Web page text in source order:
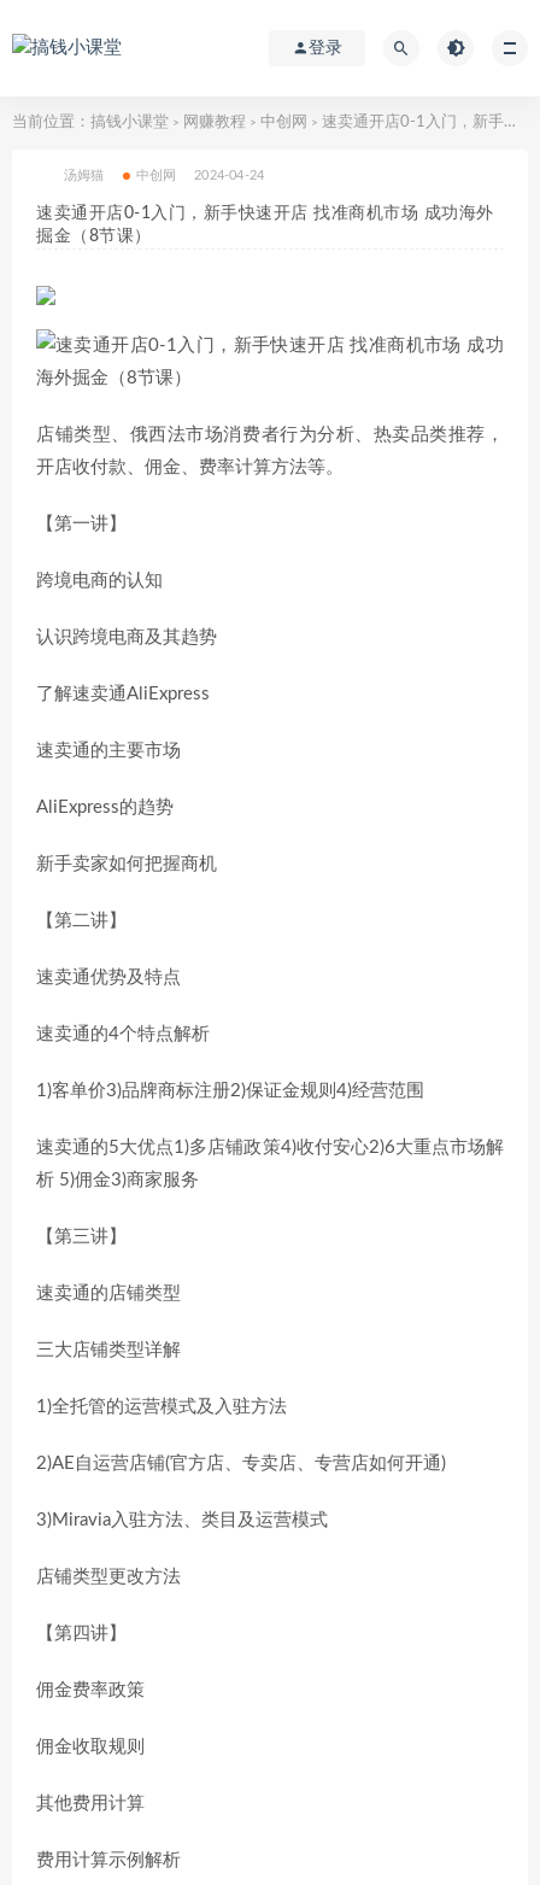
登录
当前位置： 搞钱小课堂 > 网赚教程 > 中创网 > 速卖通开店0-1入门，新手快速开店 找准商机市场 成功海外掘金（8节课）
汤姆猫 中创网 2024-04-24
速卖通开店0-1入门，新手快速开店 找准商机市场 成功海外
掘金（8节课）
店铺类型、俄西法市场消费者行为分析、热卖品类推荐，
开店收付款、佣金、费率计算方法等。
【第一讲】
跨境电商的认知
认识跨境电商及其趋势
了解速卖通AliExpress
速卖通的主要市场
AliExpress的趋势
新手卖家如何把握商机
【第二讲】
速卖通优势及特点
速卖通的4个特点解析
1)客单价3)品牌商标注册2)保证金规则4)经营范围
速卖通的5大优点1)多店铺政策4)收付安心2)6大重点市场解
析 5)佣金3)商家服务
【第三讲】
速卖通的店铺类型
三大店铺类型详解
1)全托管的运营模式及入驻方法
2)AE自运营店铺(官方店、专卖店、专营店如何开通)
3)Miravia入驻方法、类目及运营模式
店铺类型更改方法
【第四讲】
佣金费率政策
佣金收取规则
其他费用计算
费用计算示例解析